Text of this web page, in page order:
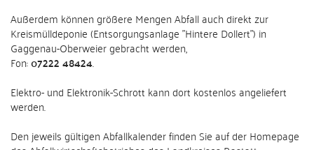
Außerdem können größere Mengen Abfall auch direkt zur
Kreismülldeponie (Entsorgungsanlage "Hintere Dollert") in
Gaggenau-Oberweier gebracht werden,
Fon:07222 48424.
Elektro- und Elektronik-Schrott kann dort kostenlos angeliefert
werden.
Den jeweils gültigen Abfallkalender finden Sie auf der Homepage